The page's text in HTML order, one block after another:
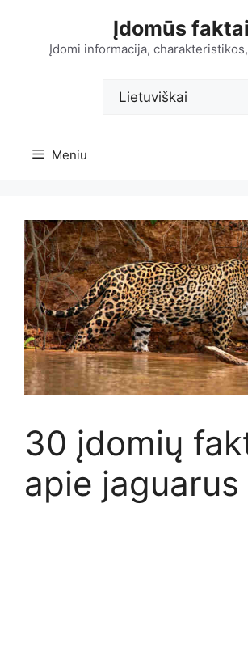
Įdomūs faktai
Įdomi informacija,
Pasirinkite
kalbą
Meniu
30 įdomių
apie jaguarus